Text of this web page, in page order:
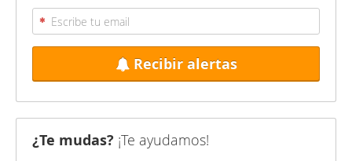
Recibir alertas
¿Te mudas? ¡Te ayudamos!